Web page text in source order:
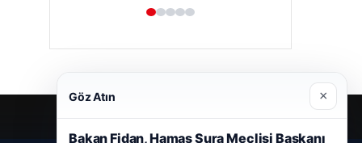
Göz Atın ×
Bakan Fidan, Hamas Şura Meclisi Başkanı